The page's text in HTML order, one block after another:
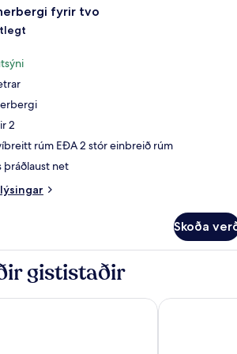
fyrir tvo
2
rúm EÐA 2 stór einbreið rúm
þráðlaust net
Skoða
gististaðir
Hotel Hue Serene